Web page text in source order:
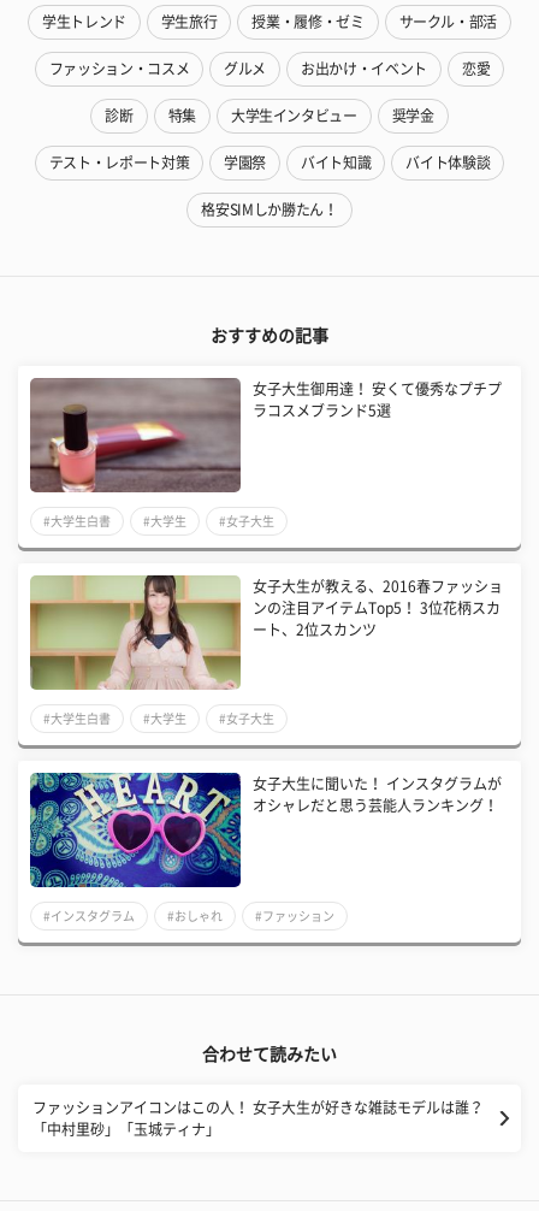
学生トレンド 学生旅行 授業・履修・ゼミ サークル・部活
ファッション・コスメ グルメ お出かけ・イベント 恋愛
診断 特集 大学生インタビュー 奨学金
テスト・レポート対策 学園祭 バイト知識 バイト体験談
格安SIMしか勝たん！
おすすめの記事
女子大生御用達！ 安くて優秀なプチプ
ラコスメブランド5選
#大学生白書 #大学生 #女子大生
女子大生が教える、2016春ファッショ
ンの注目アイテムTop5！ 3位花柄スカ
ート、2位スカンツ
#大学生白書 #大学生 #女子大生
女子大生に聞いた！ インスタグラムが
オシャレだと思う芸能人ランキング！
#インスタグラム #おしゃれ #ファッション
合わせて読みたい
ファッションアイコンはこの人！ 女子大生が好きな雑誌モデルは誰？
「中村里砂」「玉城ティナ」